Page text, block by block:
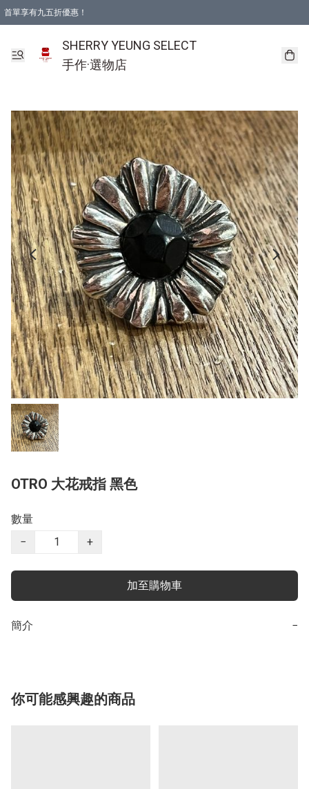
首單享有九五折優惠！
SHERRY YEUNG SELECT
手作·選物店
OTRO 大花戒指 黑色
數量
−
+
加至購物車
簡介 −
你可能感興趣的商品